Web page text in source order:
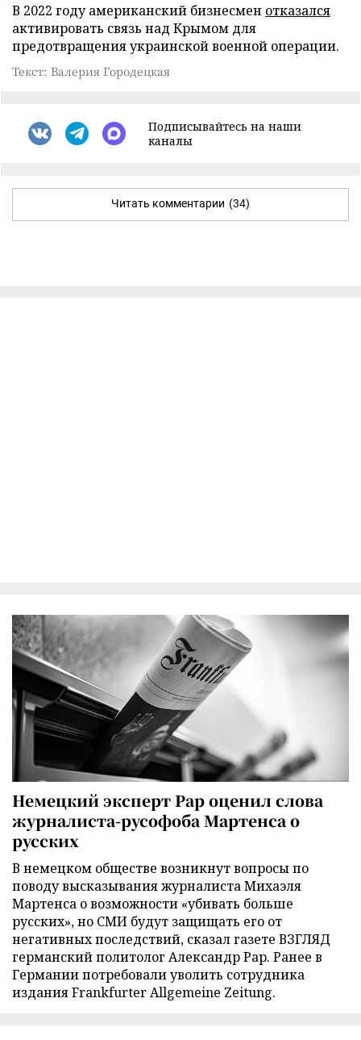
В 2022 году американский бизнесмен отказался
активировать связь над Крымом для
предотвращения украинской военной операции.
Текст: Валерия Городецкая
Подписывайтесь на наши
каналы
Читать комментарии (34)
Немецкий эксперт Рар оценил слова
журналиста-русофоба Мартенса о
русских
В немецком обществе возникнут вопросы по
поводу высказывания журналиста Михаэля
Мартенса о возможности «убивать больше
русских», но СМИ будут защищать его от
негативных последствий, сказал газете ВЗГЛЯД
германский политолог Александр Рар. Ранее в
Германии потребовали уволить сотрудника
издания Frankfurter Allgemeine Zeitung.